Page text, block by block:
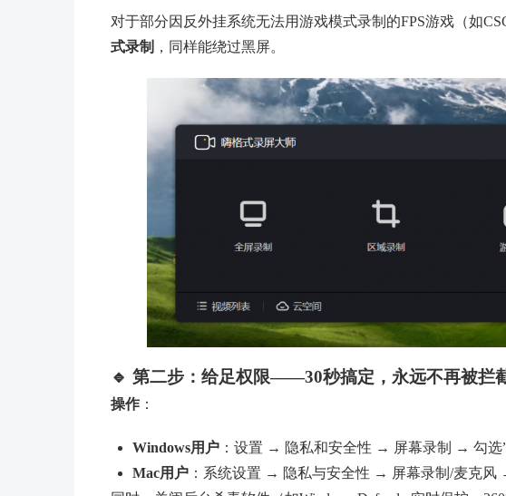
对于部分因反外挂系统无法用游戏模式录制的FPS游戏（如
式录制 ，同样能绕过黑屏。
🔹 第二步：给足权限——30秒搞定，永远不再被拦
操作 ：
Windows用户 ：设置 → 隐私和安全性 → 屏幕录制 → 勾选
Mac用户 ：系统设置 → 隐私与安全性 → 屏幕录制/麦克风